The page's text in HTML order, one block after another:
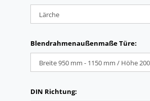
Blendrahmenaußenmaße Türe:
DIN Richtung: